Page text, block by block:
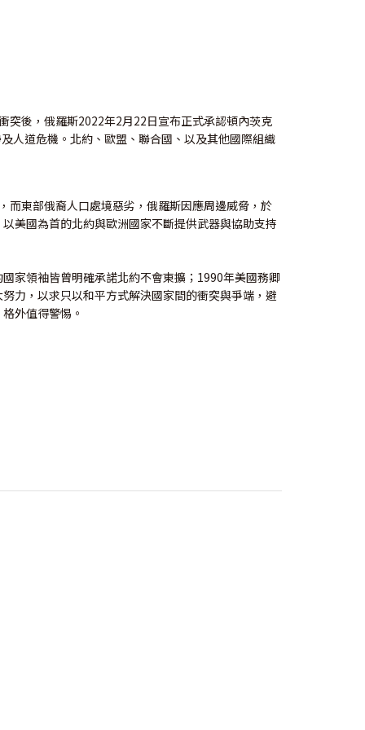
突後，俄羅斯2022年2月22日宣布正式承認頓內茨克
人道危機。北約、歐盟、聯合國、以及其他國際組織
而東部俄裔人口處境惡劣，俄羅斯因應周邊威脅，於
美國為首的北約與歐洲國家不斷提供武器與協助支持
家領袖皆曾明確承諾北約不會東擴；1990年美國務卿
力，以求只以和平方式解決國家間的衝突與爭端，避
外值得警惕。